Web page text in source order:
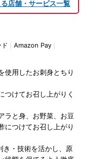
店舗・サービス一覧
Amazon Pay
使用したお刺身とちり
つけてお召し上がりく
ラと身、お野菜、お豆
につけてお召し上がり
き・技術を活かし、原